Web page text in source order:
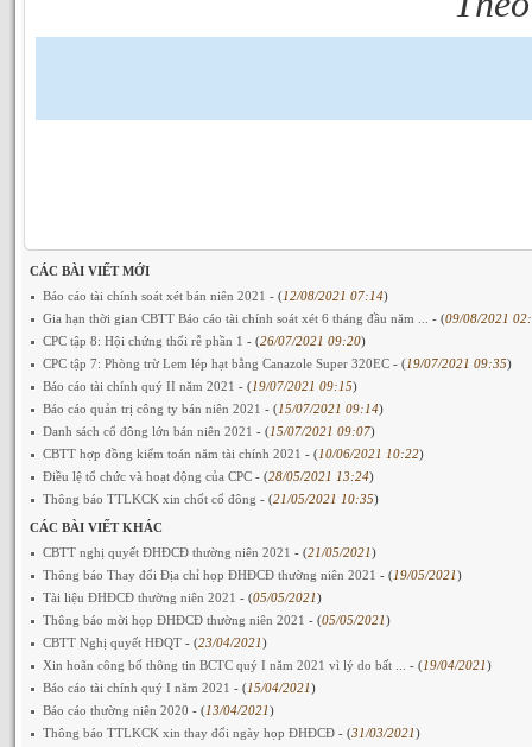
CÁC BÀI VIẾT MỚI
Báo cáo tài chính soát xét bán niên 2021 - (12/08/2021 07:14)
Gia hạn thời gian CBTT Báo cáo tài chính soát xét 6 tháng đầu năm ... - (09/08/2021
CPC tập 8: Hội chứng thối rễ phần 1 - (26/07/2021 09:20)
CPC tập 7: Phòng trừ Lem lép hạt bằng Canazole Super 320EC - (19/07/2021 09:35)
Báo cáo tài chính quý II năm 2021 - (19/07/2021 09:15)
Báo cáo quản trị công ty bán niên 2021 - (15/07/2021 09:14)
Danh sách cổ đông lớn bán niên 2021 - (15/07/2021 09:07)
CBTT hợp đồng kiểm toán năm tài chính 2021 - (10/06/2021 10:22)
Điều lệ tổ chức và hoạt động của CPC - (28/05/2021 13:24)
Thông báo TTLKCK xin chốt cổ đông - (21/05/2021 10:35)
CÁC BÀI VIẾT KHÁC
CBTT nghị quyết ĐHĐCĐ thường niên 2021 - (21/05/2021)
Thông báo Thay đổi Địa chỉ họp ĐHĐCĐ thường niên 2021 - (19/05/2021)
Tài liệu ĐHĐCĐ thường niên 2021 - (05/05/2021)
Thông báo mời họp ĐHĐCĐ thường niên 2021 - (05/05/2021)
CBTT Nghị quyết HĐQT - (23/04/2021)
Xin hoãn công bố thông tin BCTC quý I năm 2021 vì lý do bất ... - (19/04/2021)
Báo cáo tài chính quý I năm 2021 - (15/04/2021)
Báo cáo thường niên 2020 - (13/04/2021)
Thông báo TTLKCK xin thay đổi ngày họp ĐHĐCĐ - (31/03/2021)